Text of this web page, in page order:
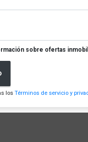
sobre ofertas
losTérminos de servicio y